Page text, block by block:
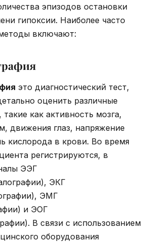
эпизодов остановки
гипоксии. Наиболее часто
включают:
это диагностический тест,
оценить различные
как активность мозга,
движения глаз, напряжение
кислорода в крови. Во время
регистрируются, в
ЭЭГ
ЭКГ
ЭМГ
и ЭОГ
В связи с использованием
оборудования